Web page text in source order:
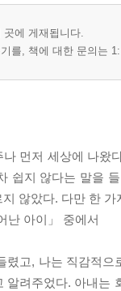
곳에 게재됩니다.
를, 책에 대한 문의는
먼저 세상에 나왔
쉽지 않다는 말을
않았다. 다만 한
난 아이」 중에서
렸고, 나는 직감적
알려주었다. 아내는